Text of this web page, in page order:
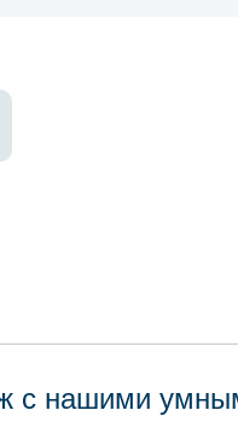
с нашими